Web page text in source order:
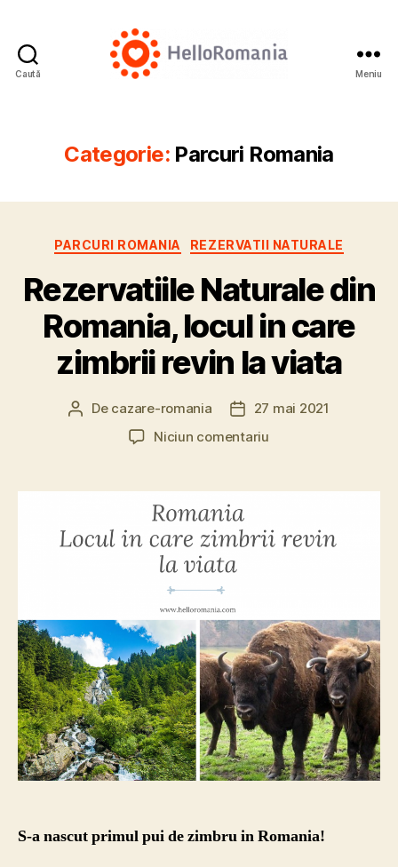
Caută Meniu
Categorie: Parcuri Romania
Categorii
PARCURI ROMANIA REZERVATII NATURALE
Rezervatiile Naturale din
Romania, locul in care
zimbrii revin la viata
Autor
De cazare-romania
Dată
articol
27 mai 2021
Niciun comentariula
din
locul
in
la
viata
S-a nascut primul pui de zimbru in Romania!